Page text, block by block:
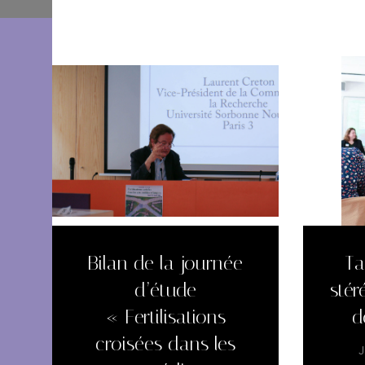
Bilan de la journée
d’étude
« Fertilisations
croisées dans les